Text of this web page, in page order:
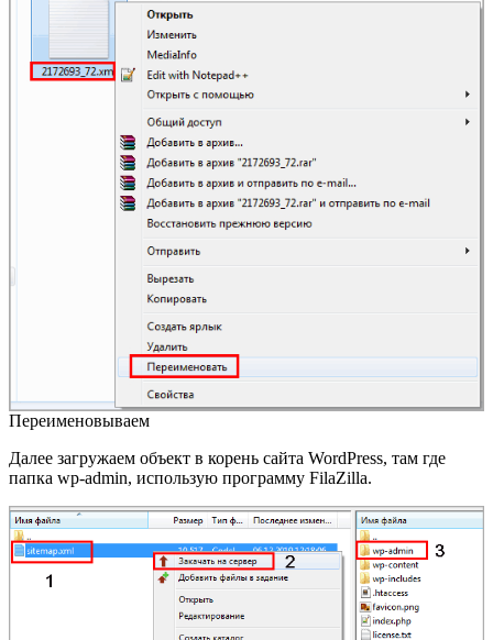
Переименовываем
Далее загружаем объект в корень сайта WordPress, там где
папка wp-admin, использую программу FilaZilla.